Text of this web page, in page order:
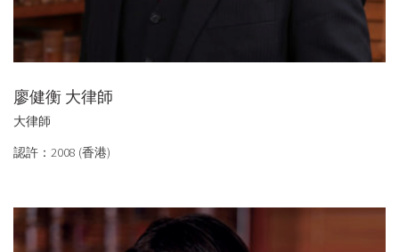
廖健衡 大律師
大律師
認許：2008 (香港)